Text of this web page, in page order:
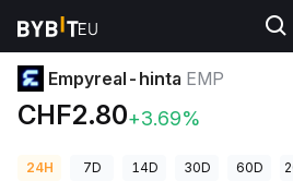
Kryptohinnat
Empyreal-hinta EMP
CHF2.80+3.69%
24H 7D 14D 30D 60D